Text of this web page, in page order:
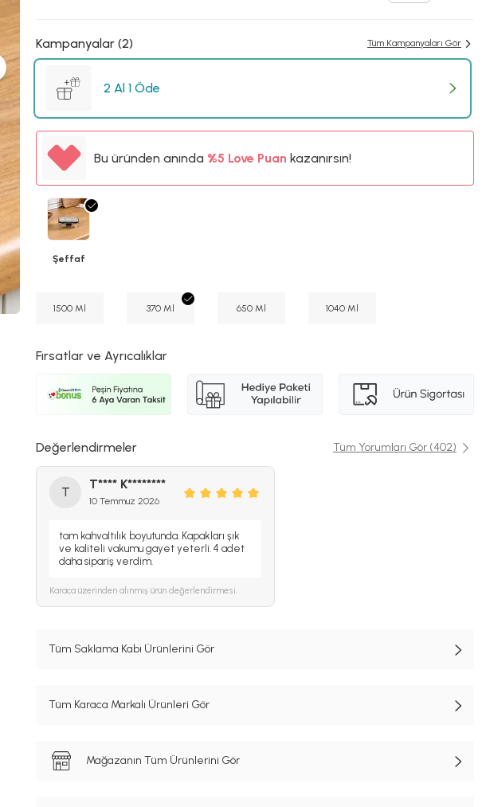
Kampanyalar (2) Tüm Kampanyaları Gör
2 Al 1 Öde
Bu üründen anında %5
%5
Love Puan kazanırsın!
Şeffaf
1500 Ml 370 Ml 650 Ml 1040 Ml
Fırsatlar ve Ayrıcalıklar
Değerlendirmeler Tüm Yorumları Gör (402)
T
T**** K********
10 Temmuz 2026
tam kahvaltılık boyutunda. Kapakları şık
ve kaliteli vakumu gayet yeterli. 4 adet
daha sipariş verdim.
Karaca üzerinden alınmış ürün değerlendirmesi.
Tüm Saklama Kabı Ürünlerini Gör
Tüm Karaca Markalı Ürünleri Gör
Mağazanın Tüm Ürünlerini Gör